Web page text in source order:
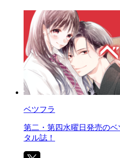
ベツフラ
第二・第四水曜日発売の
タル誌！